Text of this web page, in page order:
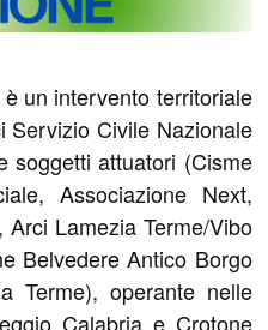
un intervento territoriale
Servizio Civile Nazionale
soggetti attuatori (Cisme
Associazione Next,
Lamezia Terme/Vibo
Belvedere Antico Borgo
Terme), operante nelle
Calabria e Crotone